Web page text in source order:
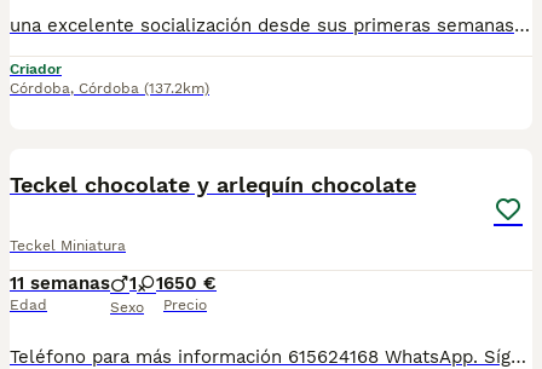
una excelente socialización desde sus primeras semanas de vida, estaremos encantados de ayudarte. 🚚 Realizamos entregas en toda España, con especial frecuencia en Andalucía: Sevilla, Málaga, Cádiz, Córdoba, Granada, Jaén, Huelva y Almería. También entregamos habitualmente en Marbella, Jerez de la Frontera, Estepona, Fuengirola, Benalmádena, Mijas, Dos Hermanas y cualquier punto de España. Entrega 100% a contrarreembolso. No tendrás que adelantar el importe del cachorro. Lo recibirás en la puerta de tu casa mediante transporte especializado y podrás comprobar que todo está correcto antes de realizar el pago. Nuestros cachorros se entregan: ✅ Vacunados y desparasitados según su edad. ✅ Con microchip, cartilla veterinaria y documentación al día. ✅ Revisados veterinariamente antes de salir de nuestras instalaciones. ✅ Procedentes de excelentes líneas, seleccionadas por salud, carácter y morfología. ✅ Perfectamente socializados y acostumbrados al contacto diario con personas. ✅ Iniciados en el aprendizaje para hacer sus necesidades sobre empapador, facilitando su adaptación al nuevo hogar.670864332
Criador
Córdoba, Córdoba (137.2km)
Teckel chocolate y arlequín chocolate
Teckel Miniatura
11 semanas
Edad
1 1
Sexo
650 €
Precio
Teléfono para más información 615624168 WhatsApp. Síguenos en Instagram y Tik: IMPERIO DE LA CAMPIÑA Cachorros teckel hembras y machos. Nuestra manera de trabajar siempre está basada en una cria y selección responsable respetando en todo momento el bienestar animal y criando a nuestros peques en un ambiente familiar. Se entregan con 60 dias en adelante desparasitados con cartilla y revisión veterinaria. Garantía sanitaria frente enfermedades viricas desde que salen de casa y durante el periodo de incubación. Entregamos en toda España, disponemos de transporte de mascotas legalizado, totalmente acondicionado y siempre bajo la supervision de profesionales. Los precios pueden variar según las características del cachorro.